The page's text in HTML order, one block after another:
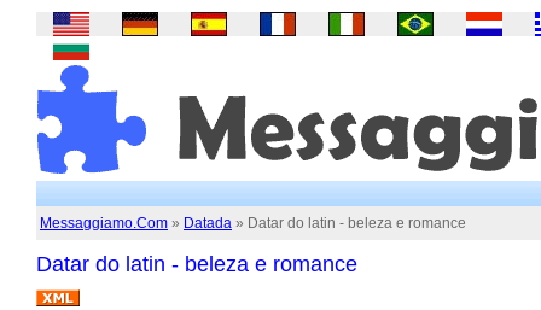
Messaggiamo.Com » Datada » Datar do latin - beleza e romance
Datar do latin - beleza e romance